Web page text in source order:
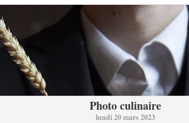
Photo culinaire
lundi 20 mars 2023